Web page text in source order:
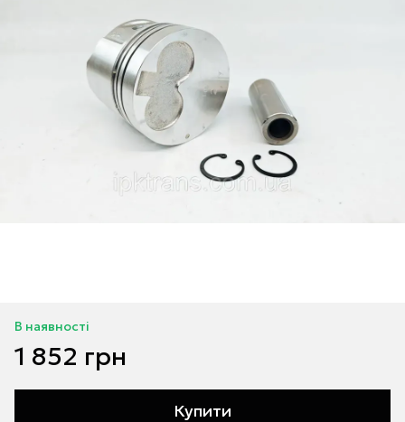
В наявності
1 852 грн
Купити